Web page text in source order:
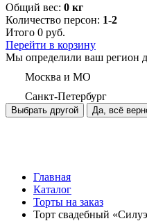
Общий вес: 0 кг
Количество персон: 1-2
Итого 0 руб.
Перейти в корзину
Мы определили ваш регион
Москва и МО
Санкт-Петербург
Выбрать другой Да, всё
Главная
Каталог
Торты на заказ
Торт свадебный